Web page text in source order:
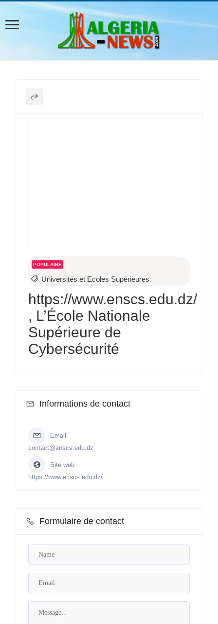
POPULAIRE
Universités et Ecoles Supérieures
https://www.enscs.edu.dz/
, L’École Nationale
Supérieure de
Cybersécurité
Informations de contact
Email
contact@enscs.edu.dz
Site web
https://www.enscs.edu.dz/
Formulaire de contact